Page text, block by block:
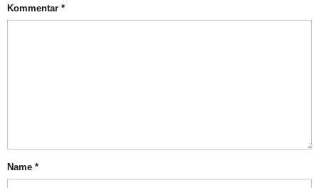
Kommentar *
Name *